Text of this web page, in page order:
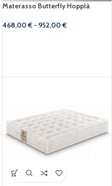
Materasso Butterfly Hopplà
468,00€ - 952,00€